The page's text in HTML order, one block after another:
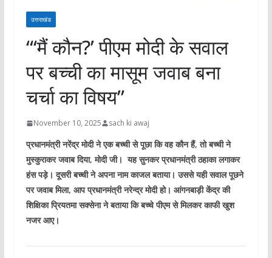
उत्तराखंड
“‘मैं कौन?’ पीएम मोदी के सवाल
पर बच्ची का मासूम जवाब बना
चर्चा का विषय”
November 10, 2025 sach ki awaj
प्रधानमंत्री नरेंद्र मोदी ने एक बच्ची से पूछा कि वह कौन हैं, तो बच्ची ने
मुस्कुराकर जवाब दिया, मोदी जी। यह सुनकर प्रधानमंत्री ठहाका लगाकर
हंस पड़े। दूसरी बच्ची ने अपना नाम काजल बताया। उससे यही सवाल पूछने
पर जवाब मिला, आप प्रधानमंत्री नरेन्द्र मोदी हो। आंगनबाड़ी केंद्र की
शिक्षिका प्रियतमा सक्सेना ने बताया कि बच्चे पीएम से मिलकर काफी खुश
नजर आए।